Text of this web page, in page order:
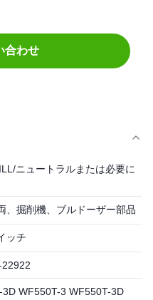
合わせ
ニュートラルまたは必要に
、掘削機、ブルドーザー部品
ッチ
3D WF550T-3 WF550T-3D